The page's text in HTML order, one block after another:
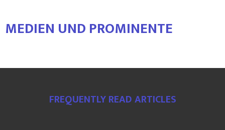
MEDIEN UND PROMINENTE
FREQUENTLY READ ARTICLES